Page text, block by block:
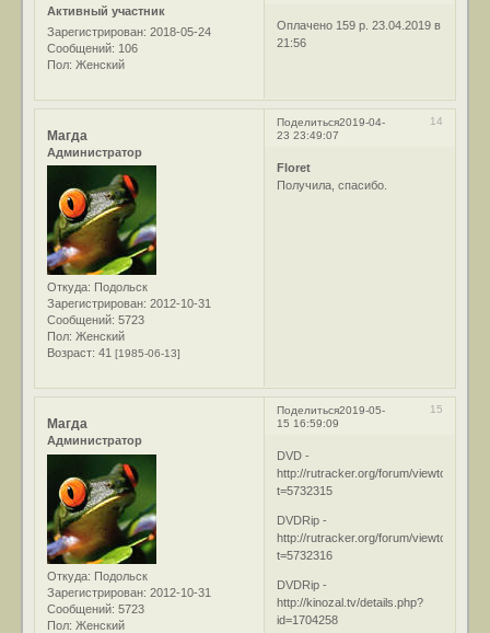
Активный участник
Зарегистрирован: 2018-05-24
Сообщений: 106
Пол: Женский
Оплачено 159 р. 23.04.2019 в
21:56
Поделиться 14
2019-04-
23 23:49:07
Магда
Администратор
Откуда: Подольск
Зарегистрирован: 2012-10-31
Сообщений: 5723
Пол: Женский
Возраст: 41[1985-06-13]
Floret
Получила, спасибо.
Поделиться 15
2019-05-
15 16:59:09
Магда
Администратор
Откуда: Подольск
Зарегистрирован: 2012-10-31
Сообщений: 5723
Пол: Женский
DVD -
http://rutracker.org/forum/
t=5732315
DVDRip -
http://rutracker.org/forum/
t=5732316
DVDRip -
http://kinozal.tv/details.php?
id=1704258